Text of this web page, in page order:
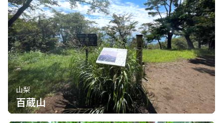
山梨
百蔵山